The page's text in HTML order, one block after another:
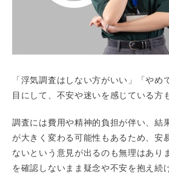
「浮気調査はしない方がいい」「やめ
目にして、不安や迷いを感じている方
調査には費用や精神的負担が伴い、結
が大きく変わる可能性もあるため、安
ないという意見が出るのも無理はあり
を確認しないまま疑念や不安を抱え続